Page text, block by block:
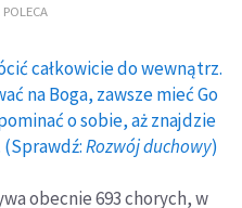
całkowicie do wewnątrz.
na Boga, zawsze mieć Go
o sobie, aż znajdzie
Rozwój duchowy)
obecnie 693 chorych, w